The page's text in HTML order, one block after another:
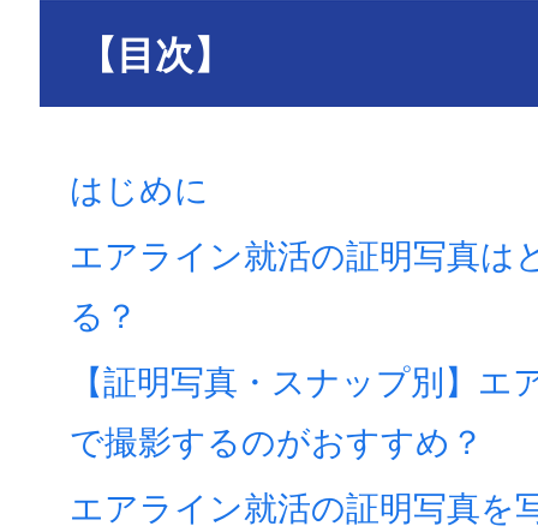
【目次】
はじめに
エアライン就活の証明写真は
る？
【証明写真・スナップ別】
で撮影するのがおすすめ？
エアライン就活の証明写真を